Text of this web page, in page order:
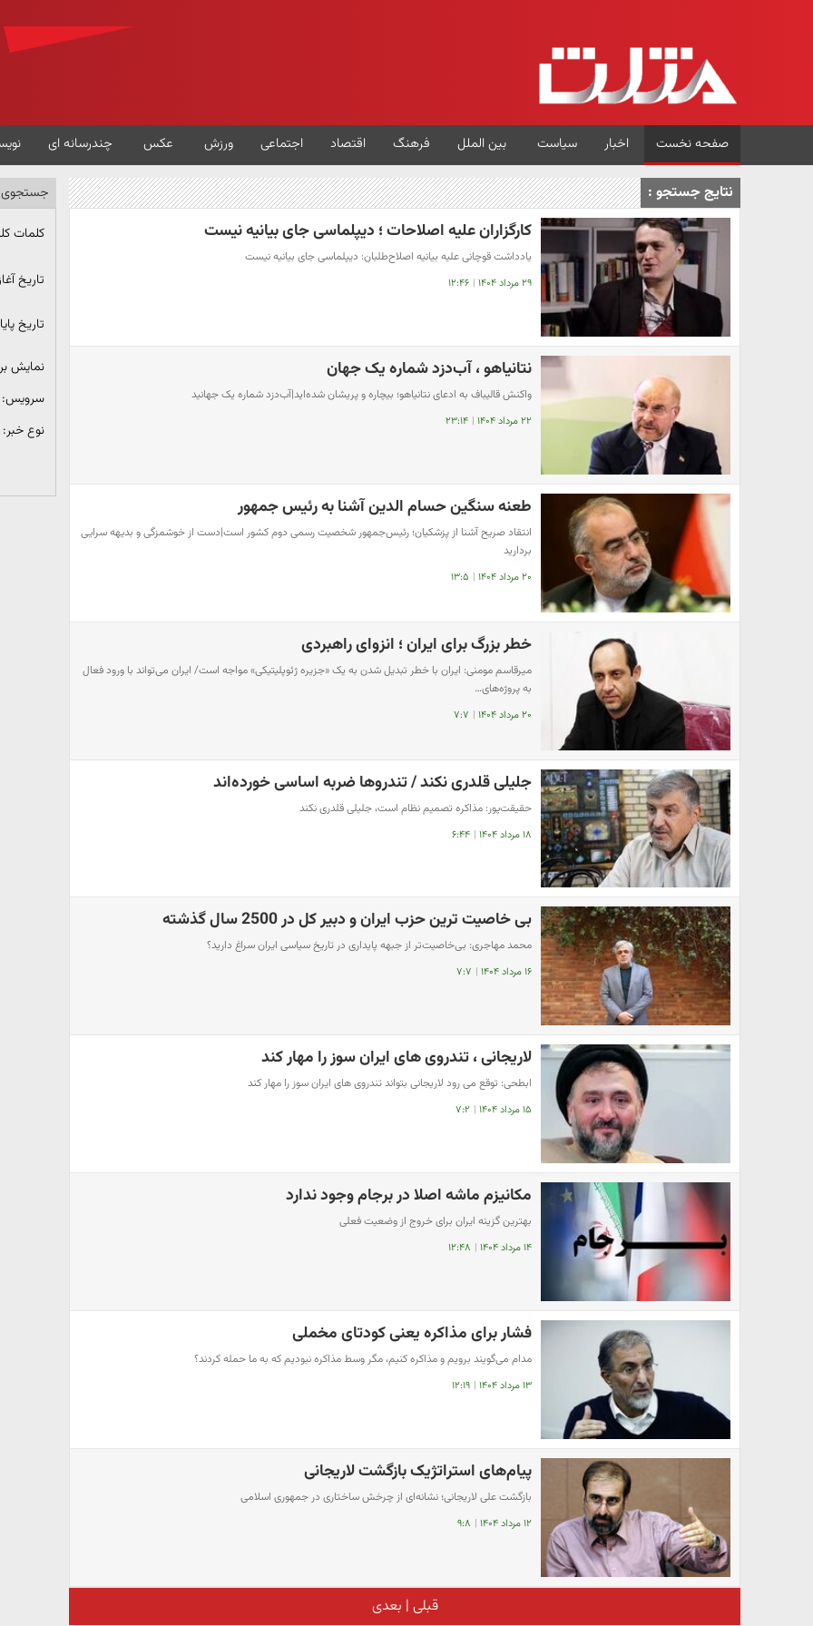
صفحه نخست اخبار سیاست بین الملل فرهنگ اقتصاد اجتماعی ورزش عکس چندرسانه ای
نتایج جستجو :
کارگزاران علیه اصلاحات ؛ دیپلماسی جای بیانیه نیست
یادداشت قوچانی علیه بیانیه اصلاح‌طلبان: دیپلماسی جای بیانیه نیست
۲۹ مرداد ۱۴۰۴ | ۱۲:۴۶
نتانیاهو ، آب‌دزد شماره‌ یک جهان
واکنش قالیباف به ادعای نتانیاهو؛ بیچاره و پریشان شده‌اید|آب‌دزد شماره‌ یک جهانید
۲۲ مرداد ۱۴۰۴ | ۲۳:۱۴
طعنه سنگین حسام الدین آشنا به رئیس جمهور
انتقاد صریح آشنا از پزشکیان؛ رئیس‌جمهور شخصیت رسمی دوم کشور است|دست از خوشمزگی و بدیهه سرایی
بردارید
۲۰ مرداد ۱۴۰۴ | ۱۳:۵
خطر بزرگ برای ایران ؛ انزوای راهبردی
میرقاسم مومنی: ایران با خطر تبدیل شدن به یک «جزیره ژئوپلیتیکی» مواجه است/ ایران می‌تواند با ورود فعال
به پروژه‌های…
۲۰ مرداد ۱۴۰۴ | ۷:۷
جلیلی قلدری نکند / تندرو‌ها ضربه اساسی خورده‌اند
حقیقت‌پور: مذاکره تصمیم نظام است، جلیلی قلدری نکند
۱۸ مرداد ۱۴۰۴ | ۶:۴۴
بی خاصیت ترین حزب ایران و دبیر کل در 2500 سال گذشته
محمد مهاجری: بی‌خاصیت‌تر از جبهه پایداری در تاریخ سیاسی ایران سراغ دارید؟
۱۶ مرداد ۱۴۰۴ | ۷:۷
لاریجانی ، تندروی های ایران سوز را مهار کند
ابطحی: توقع می رود لاریجانی بتواند تندروی های ایران سوز را مهار کند
۱۵ مرداد ۱۴۰۴ | ۷:۲
مکانیزم ماشه اصلا در برجام وجود ندارد
بهترین گزینه ایران برای خروج از وضعیت فعلی
۱۴ مرداد ۱۴۰۴ | ۱۲:۴۸
فشار برای مذاکره یعنی کودتای مخملی
مدام می‌گویند برویم و مذاکره کنیم، مگر وسط مذاکره نبودیم که به ما حمله کردند؟
۱۳ مرداد ۱۴۰۴ | ۱۲:۱۹
پیام‌های استراتژیک بازگشت لاریجانی
بازگشت علی لاریجانی؛ نشانه‌ای از چرخش ساختاری در جمهوری اسلامی
۱۲ مرداد ۱۴۰۴ | ۹:۸
قبلی | بعدی
جستجوی
کلمات
تاریخ
تاریخ
نمایش
سرویس:
نوع خبر: